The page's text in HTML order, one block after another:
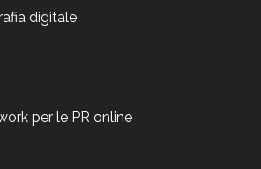
digitale
per le PR online